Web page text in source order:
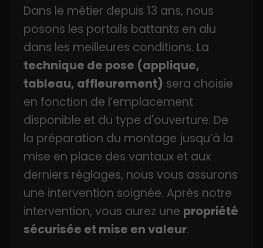
Dans le métier depuis 13 ans, nous
posons les portails battants en alu
dans les meilleures conditions. La
technique de pose (applique,
tableau, affleurement) sera choisie
en fonction de l’emplacement
disponible et du type d'ouverture. De
la préparation du montage jusqu’à la
mise en place des vantaux et aux
derniers réglages, nous vous assurons
une intervention soignée. Après notre
intervention, vous aurez une propriété
sécurisée et mise en valeur.